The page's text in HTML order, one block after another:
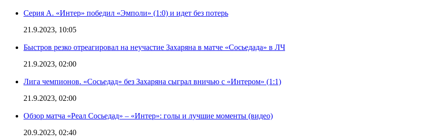
Серия А. «Интер» победил «Эмполи» (1:0) и идет без потерь
21.9.2023, 10:05
Быстров резко отреагировал на неучастие Захаряна в матче «Сосьедада» в ЛЧ
21.9.2023, 02:00
Лига чемпионов. «Сосьедад» без Захаряна сыграл вничью с «Интером» (1:1)
21.9.2023, 02:00
Обзор матча «Реал Сосьедад» – «Интер»: голы и лучшие моменты (видео)
20.9.2023, 02:40